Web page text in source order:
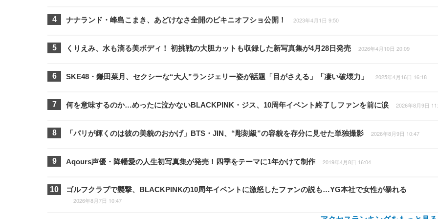
ナナランド・峰島こまき、あどけなさ全開のビキニオフショ公開！ 2023年4月1日 9:50
くりえみ、水も滴る美ボディ！ 初挑戦の大胆カットも収録した新写真集が4月28日発売 2026年4月10日 20:09
SKE48・鎌田菜月、セクシーな“大人”ランジェリー姿が話題「目がさえる」「凄い破壊力」 2025年4月16日 16:18
何を意味するのか…めったに泣かないBLACKPINK・ジス、10周年イベント終了しファンを前に涙 2026年8月9日
「パリが輝くのは彼の美貌のおかげ」BTS・JIN、“彫刻級”の容貌を存分に見せた単独撮影 2026年8月9日 10:47
Aqours声優・降幡愛の人生初写真集が発売！四季をテーマに1年かけて制作 2019年4月8日 16:04
ゴルフクラブで襲撃、BLACKPINKの10周年イベントに激怒したファンの説も…YG本社で女性が暴れる
2026年8月7日 10:47